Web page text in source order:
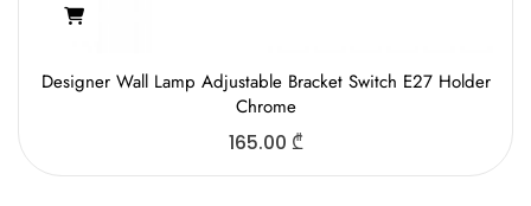
Designer Wall Lamp Adjustable Bracket Switch E27 Holder
Chrome
165.00 ₾